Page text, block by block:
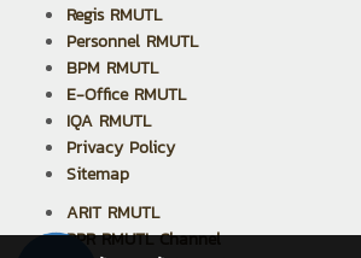
Regis RMUTL
Personnel RMUTL
BPM RMUTL
E-Office RMUTL
IQA RMUTL
Privacy Policy
Sitemap
ARIT RMUTL
PPR RMUTL Channel